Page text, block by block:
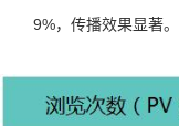
9%，传播效果显著。